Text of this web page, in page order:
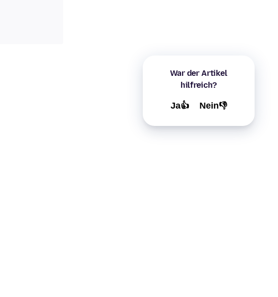
War der Artikel
hilfreich?
Ja👍 Nein👎